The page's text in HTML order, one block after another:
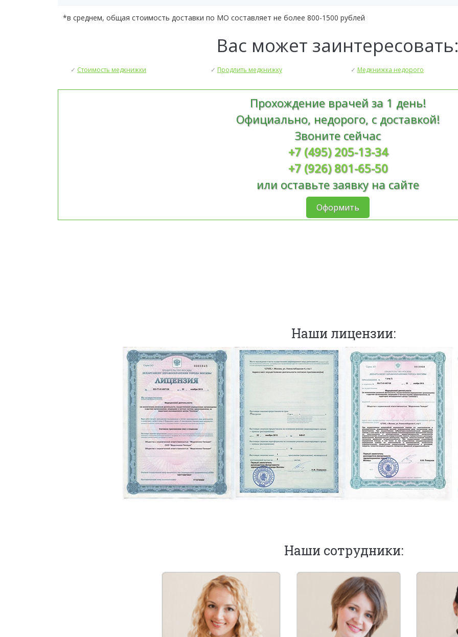
*в среднем, общая стоимость доставки по МО составляет не более 800-1500 рублей
Вас может заинтересовать:
✓ Стоимость медкнижки ✓ Продлить медкнижку ✓ Медкнижка недорого
Прохождение врачей за 1 день!
Официально, недорого, с доставкой!
Звоните сейчас
+7 (495) 205-13-34
+7 (926) 801-65-50
или оставьте заявку на сайте
Оформить
Наши лицензии:
Наши сотрудники: